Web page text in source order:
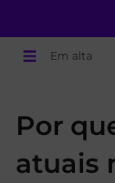
Em alta
Por
atuais